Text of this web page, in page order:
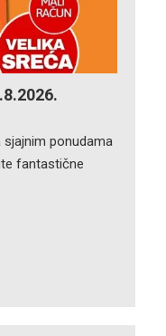
ponudama
fantastične